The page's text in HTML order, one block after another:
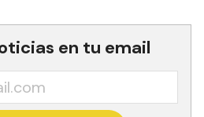
en tu email